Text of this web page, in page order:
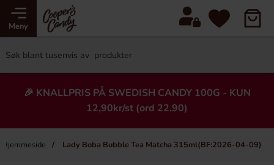
Meny
🎉 KNALLPRIS PÅ SWEDISH CANDY 100G - KUN
12,90kr/st (ord 22,90)
Hjemmeside Lady Boba Bubble Tea Matcha 315ml(BF:2026-04-09)